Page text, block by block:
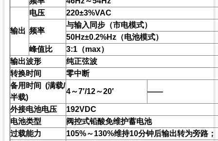
输出
电压 220±3%VAC
频率
与输入同步（市电模式）
50Hz±0.2%Hz（电池模式）
峰值比
3:1（max）
输出波形
纯正弦波
转换时间
零中断
备用时间 (满载/
半载)
4～7′/12～20′ ——
外接电池电压
192VDC
电池类型
阀控式铅酸免维护蓄电池
过载能力
105%～130%维持10分钟后输出转为旁路